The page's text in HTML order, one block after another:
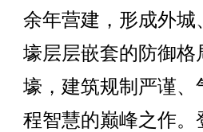
余年营建，形成外
壕层层嵌套的防御
壕，建筑规制严谨
程智慧的巅峰之作